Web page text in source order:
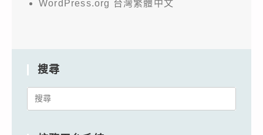
WordPress.org 台灣繁體中文
搜尋
Search